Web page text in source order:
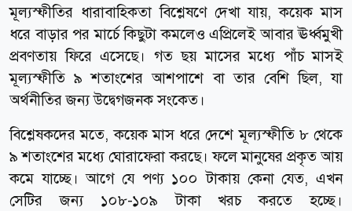
মূল্যস্ফীতির ধারাবাহিকতা বিশ্লেষণে দেখা যায়, কয়েক মাস
ধরে বাড়ার পর মার্চে কিছুটা কমলেও এপ্রিলেই আবার ঊর্ধ্বমুখী
প্রবণতায় ফিরে এসেছে। গত ছয় মাসের মধ্যে পাঁচ মাসই
মূল্যস্ফীতি ৯ শতাংশের আশপাশে বা তার বেশি ছিল, যা
অর্থনীতির জন্য উদ্বেগজনক সংকেত।
বিশ্লেষকদের মতে, কয়েক মাস ধরে দেশে মূল্যস্ফীতি ৮ থেকে
৯ শতাংশের মধ্যে ঘোরাফেরা করছে। ফলে মানুষের প্রকৃত আয়
কমে যাচ্ছে। আগে যে পণ্য ১০০ টাকায় কেনা যেত, এখন
সেটির জন্য ১০৮-১০৯ টাকা খরচ করতে হচ্ছে।